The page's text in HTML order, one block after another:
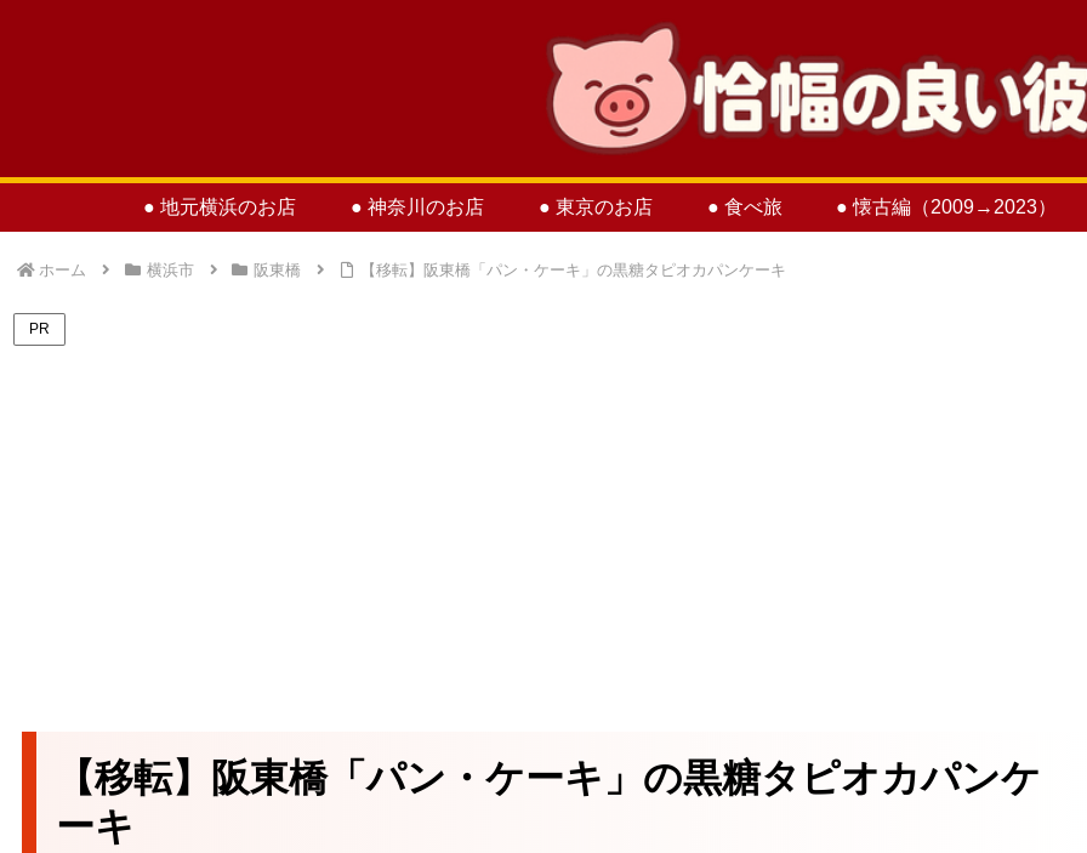
● 地元横浜のお店 ● 神奈川のお店 ● 東京のお店 ● 食べ旅 ● 懐古編（2009→2023）
ホーム 横浜市 阪東橋 【移転】阪東橋「パン・ケーキ」の黒糖タピオカパンケーキ
PR
【移転】阪東橋「パン・ケーキ」の黒糖タピオカパンケ
ーキ